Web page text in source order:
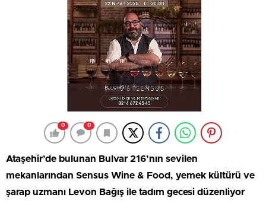
0 0
Ataşehir’de bulunan Bulvar 216’nın sevilen
mekanlarından Sensus Wine & Food, yemek kültürü ve
şarap uzmanı Levon Bağış ile tadım gecesi düzenliyor